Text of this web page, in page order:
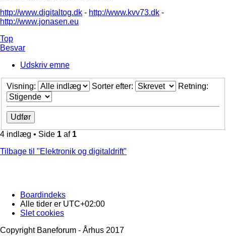
http://www.digitaltog.dk - http://www.kvv73.dk -
http://www.jonasen.eu
Top
Besvar
Udskriv emne
Visning: Sorter efter: Retning:
4 indlæg • Side 1 af 1
Tilbage til "Elektronik og digitaldrift"
Boardindeks
Alle tider er UTC+02:00
Slet cookies
Copyright Baneforum - Århus 2017